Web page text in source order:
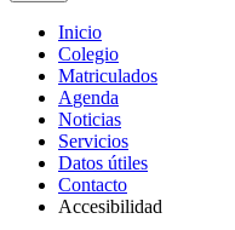
Inicio
Colegio
Matriculados
Agenda
Noticias
Servicios
Datos útiles
Contacto
Accesibilidad